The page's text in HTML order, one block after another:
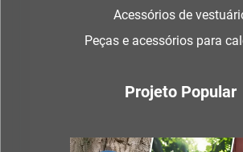
Acessórios de
Peças e acessórios para
Projeto Popular